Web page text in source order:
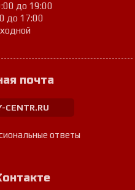
до 19:00
до 17:00
почта
CENTR.RU
ответы